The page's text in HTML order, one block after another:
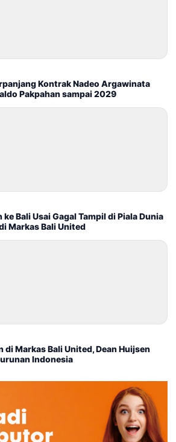
Kontrak Nadeo Argawinata
Pakpahan sampai 2029
Bali Usai Gagal Tampil di Piala Dunia
Markas Bali United
di Markas Bali United, Dean Huijsen
Indonesia